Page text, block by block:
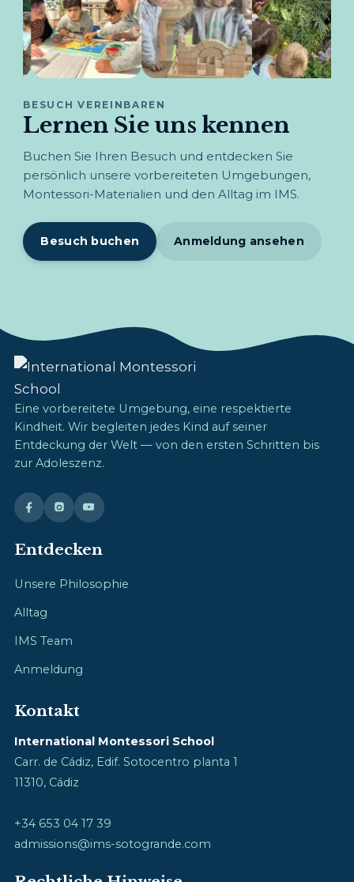
BESUCH VEREINBAREN
Lernen Sie uns kennen
Buchen Sie Ihren Besuch und entdecken Sie
persönlich unsere vorbereiteten Umgebungen,
Montessori-Materialien und den Alltag im IMS.
Besuch buchen Anmeldung ansehen
Eine vorbereitete Umgebung, eine respektierte
Kindheit. Wir begleiten jedes Kind auf seiner
Entdeckung der Welt — von den ersten Schritten bis
zur Adoleszenz.
Entdecken
Unsere Philosophie
Alltag
IMS Team
Anmeldung
Kontakt
International Montessori School
Carr. de Cádiz, Edif. Sotocentro planta 1
11310, Cádiz
+34 653 04 17 39
admissions@ims-sotogrande.com